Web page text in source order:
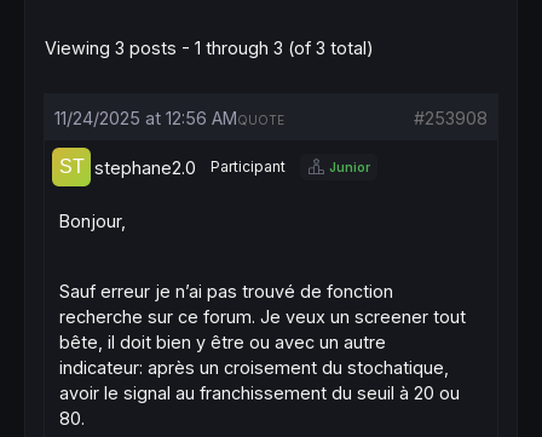
Viewing 3 posts - 1 through 3 (of 3 total)
11/24/2025 at 12:56 AM #253908
QUOTE
stephane2.0 Participant Junior
Bonjour,
Sauf erreur je n’ai pas trouvé de fonction
recherche sur ce forum. Je veux un screener tout
bête, il doit bien y être ou avec un autre
indicateur: après un croisement du stochatique,
avoir le signal au franchissement du seuil à 20 ou
80.